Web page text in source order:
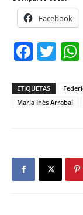
Facebook
ETIQUETAS
María Inés Arrabal